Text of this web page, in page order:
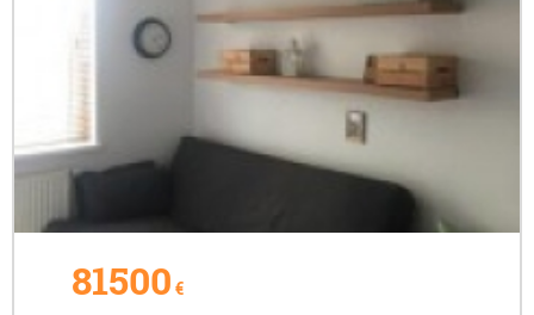
81500 €